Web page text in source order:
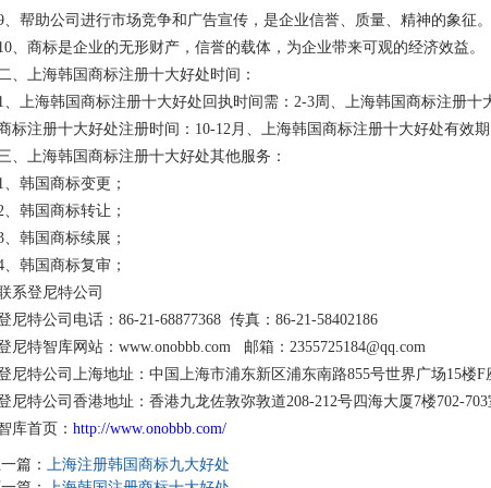
、帮助公司进行市场竞争和广告宣传，是企业信誉、质量、精神的象征。
、商标是企业的无形财产，信誉的载体，为企业带来可观的经济效益。
、上海韩国商标注册十大好处时间：
、上海韩国商标注册十大好处回执时间需：2-3周、上海韩国商标注册十
标注册十大好处注册时间：10-12月、上海韩国商标注册十大好处有效
、上海韩国商标注册十大好处其他服务：
、韩国商标变更；
、韩国商标转让；
、韩国商标续展；
、韩国商标复审；
系登尼特公司
尼特公司电话：86-21-68877368 传真：86-21-58402186
尼特智库网站：www.onobbb.com 邮箱：2355725184@qq.com
尼特公司上海地址：中国上海市浦东新区浦东南路855号世界广场15楼F
尼特公司香港地址：香港九龙佐敦弥敦道208-212号四海大厦7楼702-703
库首页： http://www.onobbb.com/
篇： 上海注册韩国商标九大好处